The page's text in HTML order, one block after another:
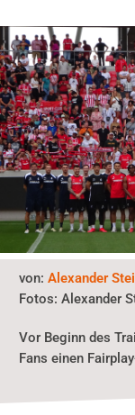
von:Alexander
Fotos:Alexander
Vor Beginn des
Fans einen